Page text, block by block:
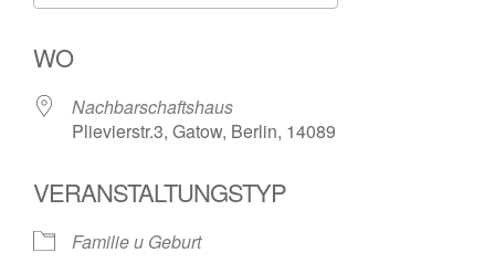
WO
Nachbarschaftshaus
Plievierstr.3, Gatow, Berlin, 14089
VERANSTALTUNGSTYP
Familie u Geburt